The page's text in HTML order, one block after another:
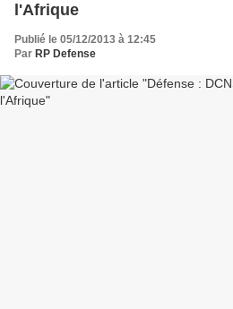
l'Afrique
Publié le 05/12/2013 à 12:45
Par RP Defense